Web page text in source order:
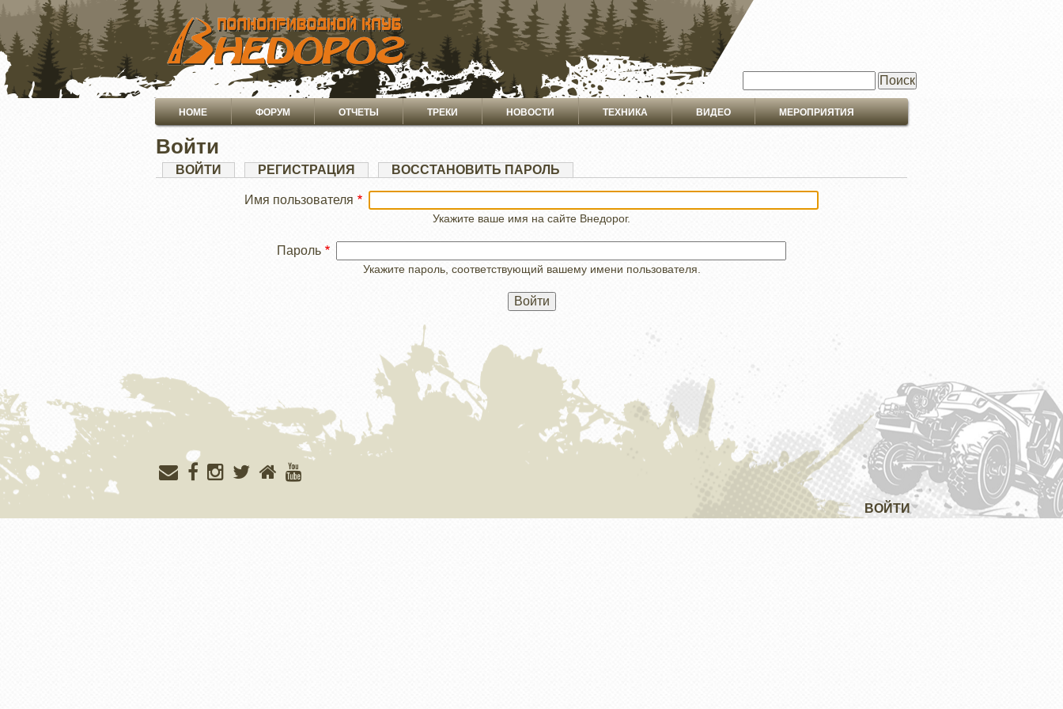
ПЕРЕЙТИ
ОСНОВНОМУ
СОДЕРЖАНИЮ
Основная
навигация
HOME ФОРУМ ОТЧЕТЫ ТРЕКИ НОВОСТИ ТЕХНИКА ВИДЕО МЕРОПРИЯТИЯ
Войти
Главные
ВОЙТИ
(АКТИВНАЯ
РЕГИСТРАЦИЯ ВОССТАНОВИТЬ ПАРОЛЬ
Имя пользователя
Укажите ваше имя на сайте Внедорог.
Пароль
Укажите пароль, соответствующий вашему имени пользователя.
Меню
ВОЙТИ